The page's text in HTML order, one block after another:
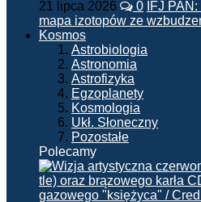
21 lipca 2026 0 IFJ
mapa izotopów ze
Kosmos
Astrobiologia
Astronomia
Astrofizyka
Egzoplanety
Kosmologia
Ukł. Słoneczny
Pozostałe
Polecamy